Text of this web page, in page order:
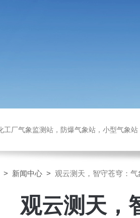
工厂气象监测站，防爆气象站，小型气象站，化
> 新闻中心 > 观云测天，智守苍穹：
观云测天，